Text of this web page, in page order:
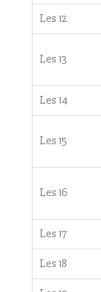
Les 12
Les 13
Les 14
Les 15
Les 16
Les 17
Les 18